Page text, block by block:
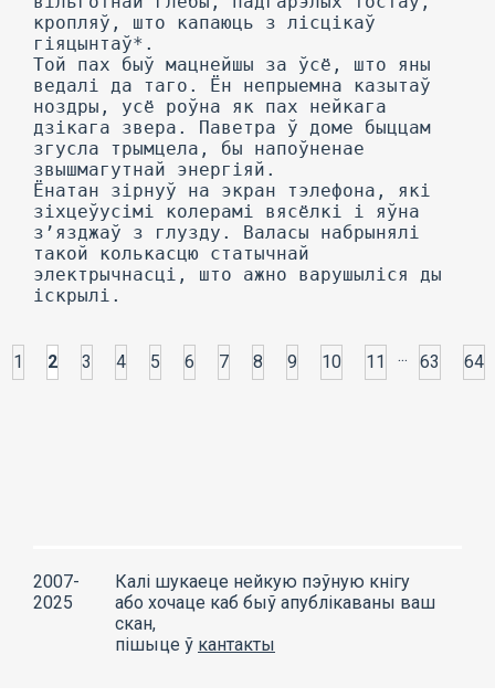
1 2 3 4 5 6 7 8 9 10 11 ... 63 64
2007-
2025
Калі шукаеце нейкую пэўную кнігу
або хочаце каб быў апублікаваны ваш
скан,
пішыце ў кантакты